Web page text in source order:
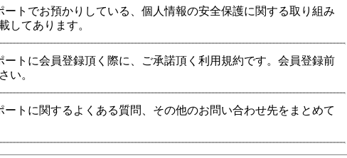
ートでお預かりしている、個人情報の安全保護に関する取り組み
してあります。
ートに会員登録頂く際に、ご承諾頂く利用規約です。会員登録前
い。
ートに関するよくある質問、その他のお問い合わせ先をまとめて